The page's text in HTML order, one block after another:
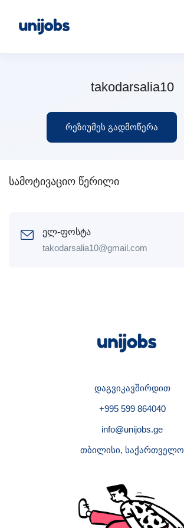
takodarsalia10
რეზიუმეს გადმოწერა
სამოტივაციო წერილი
ელ-ფოსტა
takodarsalia10@gmail.com
დაგვიკავშირდით
+995 599 864040
info@unijobs.ge
თბილისი, საქართველო